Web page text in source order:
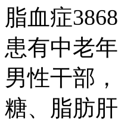
脂血症
患有中老
男性干部
糖、脂肪